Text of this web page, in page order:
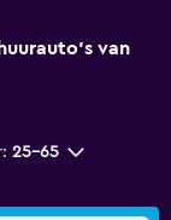
van
25-65